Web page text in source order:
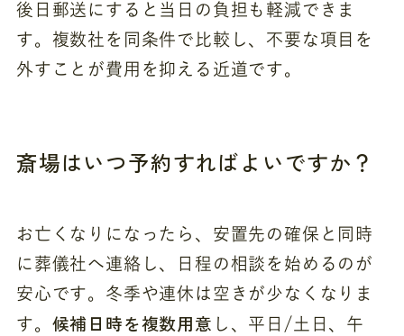
後日郵送にすると当日の負担も軽減できま
す。複数社を同条件で比較し、不要な項目を
外すことが費用を抑える近道です。
斎場はいつ予約すればよいですか？
お亡くなりになったら、安置先の確保と同時
に葬儀社へ連絡し、日程の相談を始めるのが
安心です。冬季や連休は空きが少なくなりま
す。 候補日時を複数用意 し、平日/土日、午